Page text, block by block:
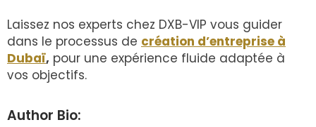
Laissez nos experts chez DXB-VIP vous guider
dans le processus de création d’entreprise à
Dubaï, pour une expérience fluide adaptée à
vos objectifs.
Author Bio: